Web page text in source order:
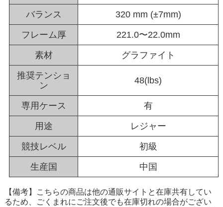
バランス 320 mm (±7mm)
フレーム厚 221.0〜22.0mm
素材 グラファイト
推奨テンショ
ン
48(lbs)
専用ケース 有
用途 レジャー
競技レベル 初級
生産国 中国
【備考】こちらの商品は他の通販サイトと在庫共有してい
るため、ごくまれにご注文後でも在庫切れの場合がござい